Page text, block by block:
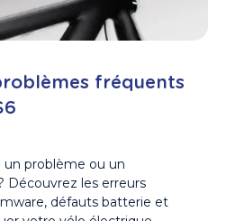
fréquents
un problème ou un
les erreurs
défauts batterie et